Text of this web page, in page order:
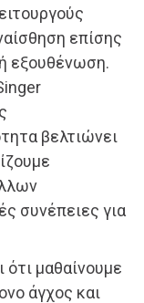
επίσης
εξουθένωση.
βελτιώνει
συνέπειες για
ότι μαθαίνουμε
άγχος και